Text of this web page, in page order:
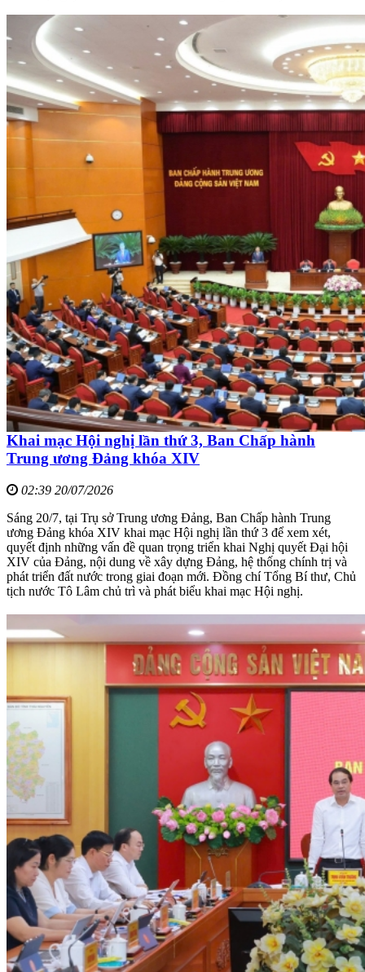
Khai mạc Hội nghị lần thứ 3, Ban Chấp hành
Trung ương Đảng khóa XIV
02:39 20/07/2026
Sáng 20/7, tại Trụ sở Trung ương Đảng, Ban Chấp hành Trung
ương Đảng khóa XIV khai mạc Hội nghị lần thứ 3 để xem xét,
quyết định những vấn đề quan trọng triển khai Nghị quyết Đại hội
XIV của Đảng, nội dung về xây dựng Đảng, hệ thống chính trị và
phát triển đất nước trong giai đoạn mới. Đồng chí Tổng Bí thư, Chủ
tịch nước Tô Lâm chủ trì và phát biểu khai mạc Hội nghị.